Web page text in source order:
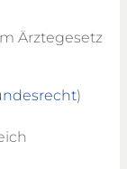
Ärztegesetz
)